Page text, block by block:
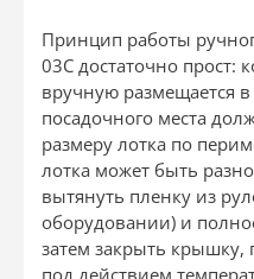
Принцип работы
03C достаточно прост:
вручную размещается
посадочного места
размеру лотка по
лотка может быть
вытянуть пленку из
оборудовании) и
затем закрыть крышку,
под действием